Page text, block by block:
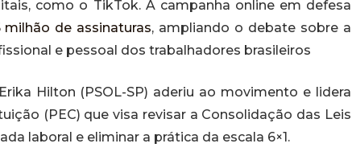
como o TikTok. A campanha online em defesa
milhão de assinaturas, ampliando o debate sobre a
e pessoal dos trabalhadores brasileiros
Hilton (PSOL-SP) aderiu ao movimento e lidera
(PEC) que visa revisar a Consolidação das Leis
laboral e eliminar a prática da escala 6×1.